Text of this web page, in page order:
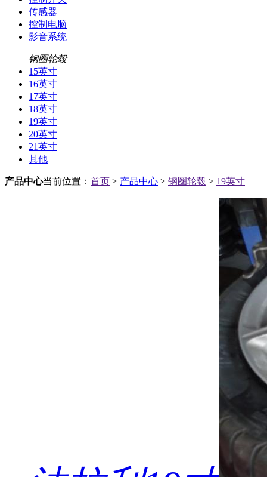
传感器
控制电脑
影音系统
钢圈轮毂
15英寸
16英寸
17英寸
18英寸
19英寸
20英寸
21英寸
其他
产品中心当前位置： 首页 > 产品中心 > 钢圈轮毂 > 19英寸